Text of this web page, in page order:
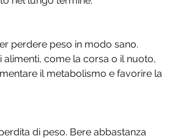
perdere peso in modo sano.
come la corsa o il nuoto,
il metabolismo e favorire la
di peso. Bere abbastanza